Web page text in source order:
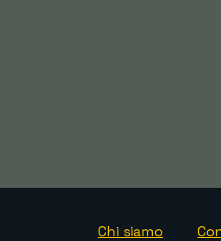
Chi siamo